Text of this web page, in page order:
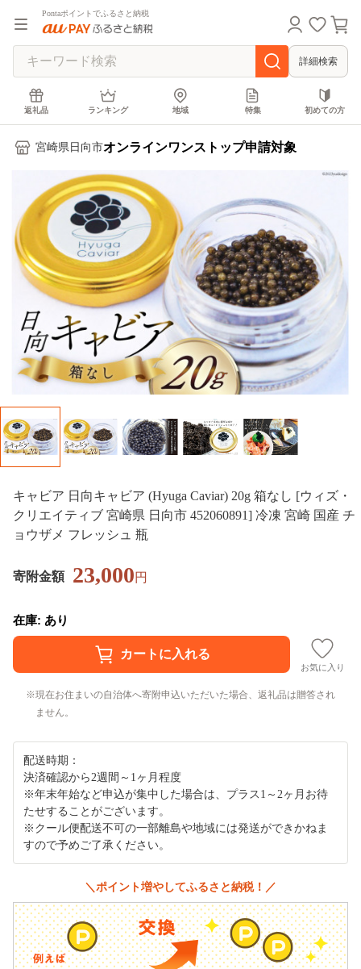
Pontaポイントでふるさと納税
詳細検索
返礼品 ランキング 地域 特集 初めての方
宮崎県日向市オンラインワンストップ申請対象
キャビア 日向キャビア (Hyuga Caviar) 20g 箱なし [ウィズ・
クリエイティブ 宮崎県 日向市 452060891] 冷凍 宮崎 国産 チ
ョウザメ フレッシュ 瓶
寄附金額 23,000円
在庫: あり
お気に入り
現在お住まいの自治体へ寄附申込いただいた場合、返礼品は贈答され
ません。
配送時期：
決済確認から2週間～1ヶ月程度
※年末年始など申込が集中した場合は、プラス1～2ヶ月お待
たせすることがございます。
※クール便配送不可の一部離島や地域には発送ができかねま
すので予めご了承ください。
＼ポイント増やしてふるさと納税！／